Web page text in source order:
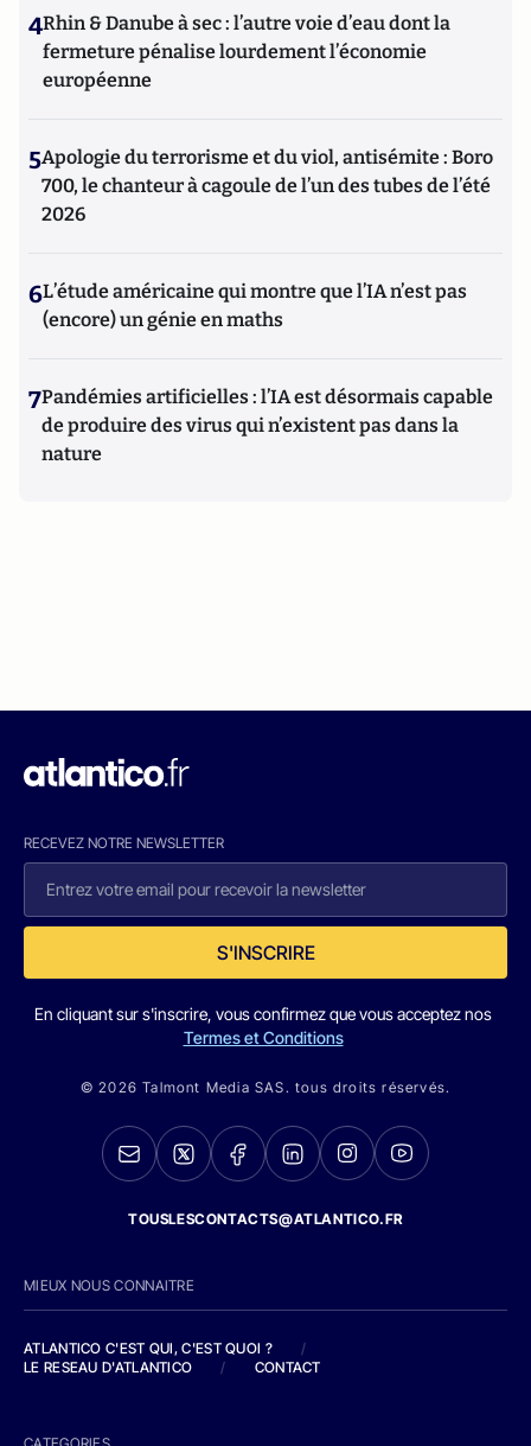
4Rhin & Danube à sec : l’autre voie d’eau dont la
fermeture pénalise lourdement l’économie
européenne
5Apologie du terrorisme et du viol, antisémite : Boro
700, le chanteur à cagoule de l’un des tubes de l’été
2026
6L’étude américaine qui montre que l’IA n’est pas
(encore) un génie en maths
7Pandémies artificielles : l’IA est désormais capable
de produire des virus qui n’existent pas dans la
nature
RECEVEZ NOTRE NEWSLETTER
S'INSCRIRE
En cliquant sur s'inscrire, vous confirmez que vous acceptez nos
Termes et Conditions
© 2026 Talmont Media SAS. tous droits réservés.
TOUSLESCONTACTS@ATLANTICO.FR
MIEUX NOUS CONNAITRE
ATLANTICO C'EST QUI, C'EST QUOI ?
/
LE RESEAU D'ATLANTICO
/ CONTACT